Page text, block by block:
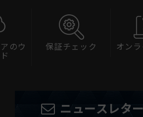
のウ
保証チェック
オン
ニュースレタ